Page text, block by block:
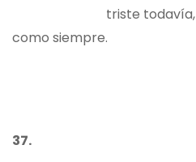
triste todavía,
como siempre.
37.